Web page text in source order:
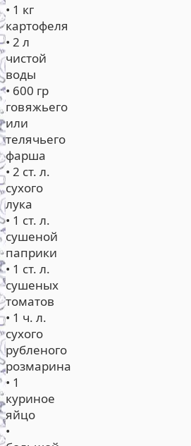
• 1 кг
картофеля
• 2 л
чистой
воды
• 600 гр
говяжьего
или
телячьего
фарша
• 2 ст. л.
сухого
лука
• 1 ст. л.
сушеной
паприки
• 1 ст. л.
сушеных
томатов
• 1 ч. л.
сухого
рубленого
розмарина
• 1
куриное
яйцо
•